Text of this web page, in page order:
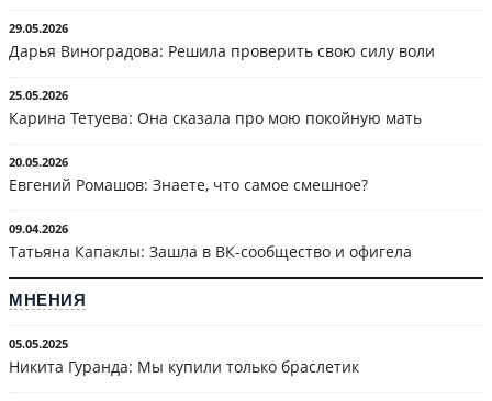
29.05.2026
Дарья Виноградова: Решила проверить свою силу воли
25.05.2026
Карина Тетуева: Она сказала про мою покойную мать
20.05.2026
Евгений Ромашов: Знаете, что самое смешное?
09.04.2026
Татьяна Капаклы: Зашла в ВК-сообщество и офигела
МНЕНИЯ
05.05.2025
Никита Гуранда: Мы купили только браслетик